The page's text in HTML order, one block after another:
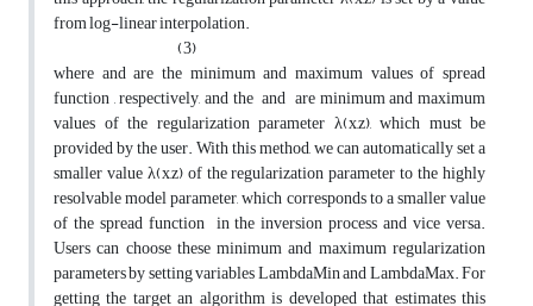
from log-linear interpolation.
(3)
where and are the minimum and maximum values of spread
function , respectively, and the and are minimum and maximum
values of the regularization parameter λ(x,z), which must be
provided by the user. With this method, we can automatically set a
smaller value λ(x,z) of the regularization parameter to the highly
resolvable model parameter, which corresponds to a smaller value
of the spread function in the inversion process and vice versa.
Users can choose these minimum and maximum regularization
parameters by setting variables LambdaMin and LambdaMax. For
getting the target an algorithm is developed that estimates this